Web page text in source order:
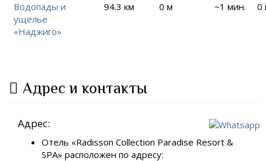
Водопады и
ущелье
«Наджиго»
94.3 км 0 м ~1 мин. 0
Адрес и контакты
Адрес:
Отель «Radisson Collection Paradise Resort &
SPA» расположен по адресу: